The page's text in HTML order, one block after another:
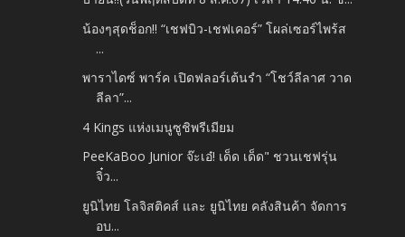
น้องๆสุดช็อก!! “เชฟบิว-เชฟเคอร์” โผล่เซอร์ไพร้ส
...
พาราไดซ์ พาร์ค เปิดฟลอร์เต้นรำ “โชว์ลีลาศ วาด
ลีลา”...
4 Kings แห่งเมนูซูชิพรีเมียม
PeeKaBoo Junior จ๊ะเอ๋! เด็ด เด็ด" ชวนเชฟรุ่น
จิ๋ว...
ยูนิไทย โลจิสติคส์ และ ยูนิไทย คลังสินค้า จัดการ
อบ...